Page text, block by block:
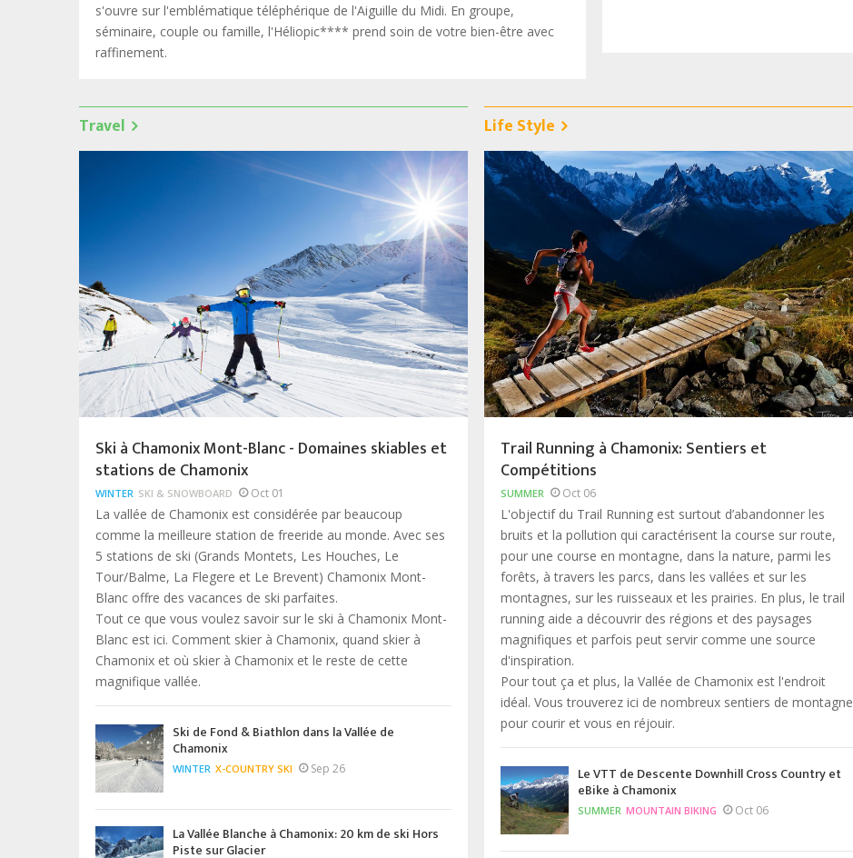
s'ouvre sur l'emblématique téléphérique de l'Aiguille du Midi. En groupe,
séminaire, couple ou famille, l'Héliopic**** prend soin de votre bien-être avec
raffinement.
Travel
Ski à Chamonix Mont-Blanc - Domaines skiables et
stations de Chamonix
WINTER SKI & SNOWBOARD Oct 01
La vallée de Chamonix est considérée par beaucoup
comme la meilleure station de freeride au monde. Avec ses
5 stations de ski (Grands Montets, Les Houches, Le
Tour/Balme, La Flegere et Le Brevent) Chamonix Mont-
Blanc offre des vacances de ski parfaites.
Tout ce que vous voulez savoir sur le ski à Chamonix Mont-
Blanc est ici. Comment skier à Chamonix, quand skier à
Chamonix et où skier à Chamonix et le reste de cette
magnifique vallée.
Ski de Fond & Biathlon dans la Vallée de
Chamonix
WINTER X-COUNTRY SKI Sep 26
La Vallée Blanche à Chamonix: 20 km de ski Hors
Piste sur Glacier
Life Style
Trail Running à Chamonix: Sentiers et
Compétitions
SUMMER Oct 06
L'objectif du Trail Running est surtout d’abandonner les
bruits et la pollution qui caractérisent la course sur route,
pour une course en montagne, dans la nature, parmi les
forêts, à travers les parcs, dans les vallées et sur ​​les
montagnes, sur les ruisseaux et les prairies. En plus, le trail
running aide a découvrir des régions et des paysages
magnifiques et parfois peut servir comme une source
d'inspiration.
Pour tout ça et plus, la Vallée de Chamonix est l'endroit
idéal. Vous trouverez ici de nombreux sentiers de montagne
pour courir et vous en réjouir.
Le VTT de Descente Downhill Cross Country et
eBike à Chamonix
SUMMER MOUNTAIN BIKING Oct 06